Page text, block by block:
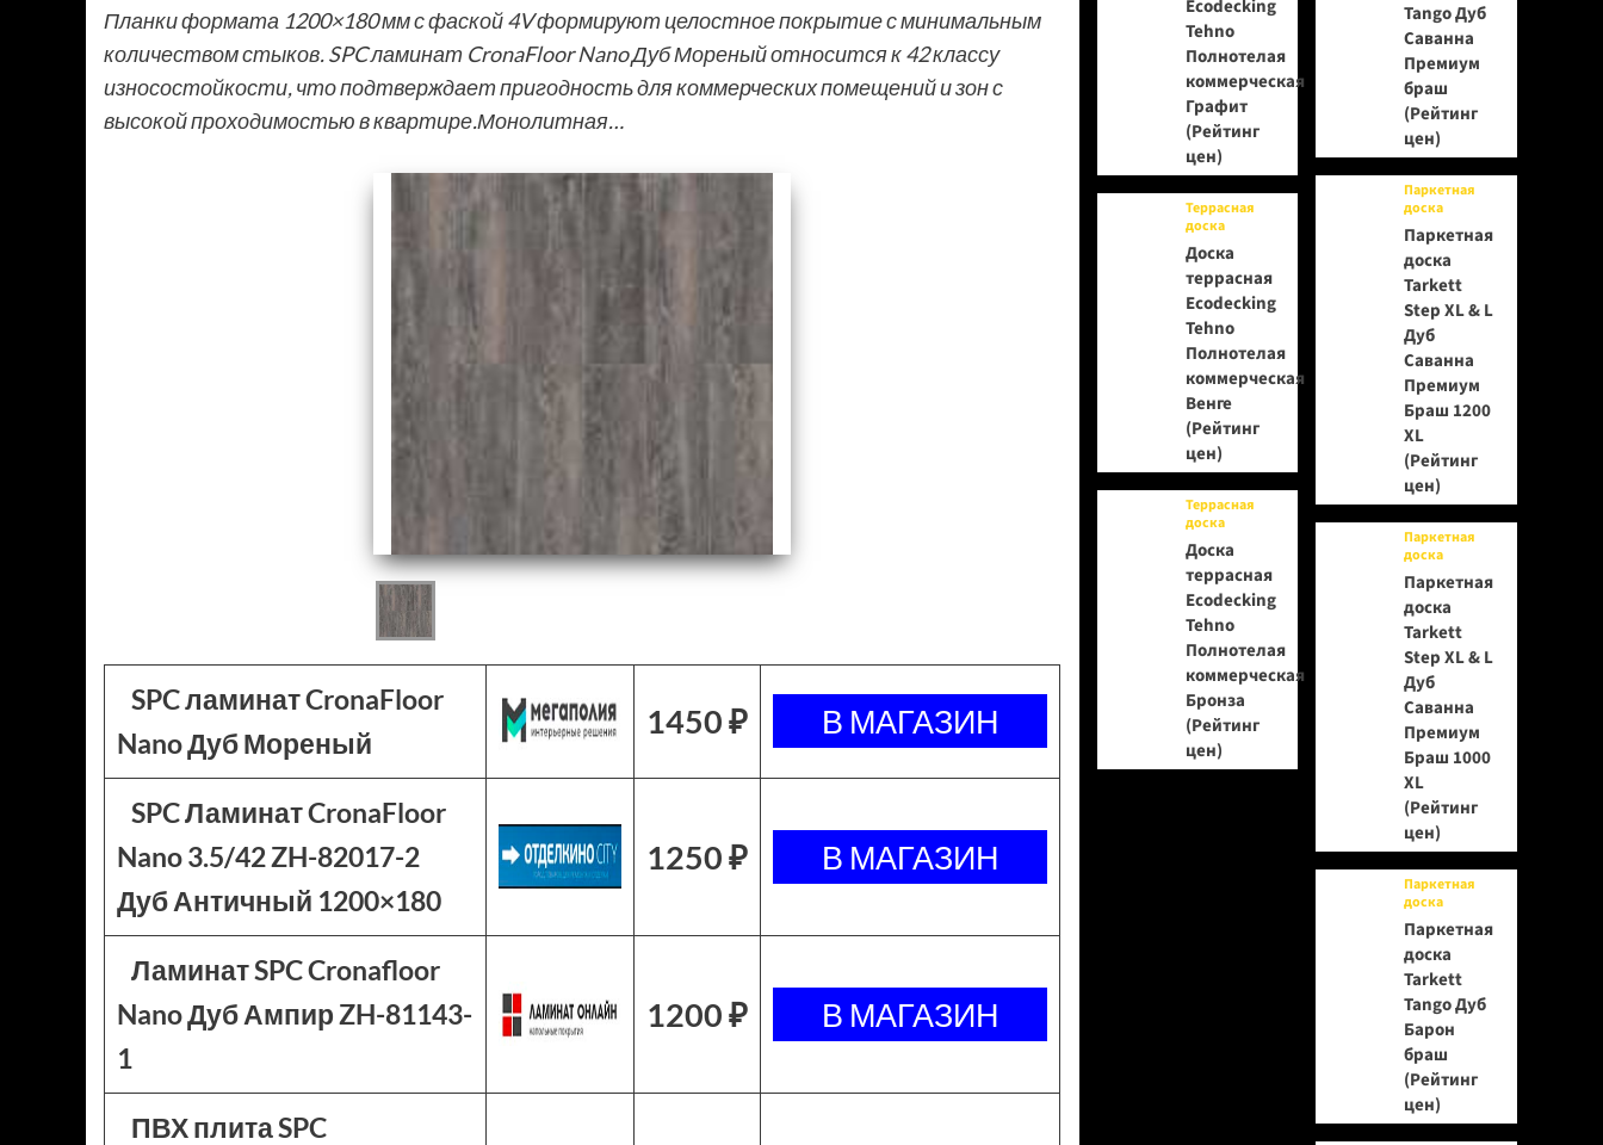
Планки формата 1200×180 мм с фаской 4V формируют целостное покрытие с минимальным
количеством стыков. SPC ламинат CronaFloor Nano Дуб Мореный относится к 42 классу
износостойкости, что подтверждает пригодность для коммерческих помещений и зон с
высокой проходимостью в квартире.Монолитная…
SPC ламинат CronaFloor
Nano Дуб Мореный
1450 ₽
SPC Ламинат CronaFloor
Nano 3.5/42 ZH-82017-2
Дуб Античный 1200×180
1250 ₽
Ламинат SPC Cronafloor
Nano Дуб Ампир ZH-81143-
1
1200 ₽
ПВХ плита SPC
Ecodecking
Tehno
Полнотелая
коммерческая
Графит
(Рейтинг
цен)
Террасная
доска
Доска
террасная
Ecodecking
Tehno
Полнотелая
коммерческая
Венге
(Рейтинг
цен)
Террасная
доска
Доска
террасная
Ecodecking
Tehno
Полнотелая
коммерческая
Бронза
(Рейтинг
цен)
Tango Дуб
Саванна
Премиум
браш
(Рейтинг
цен)
Паркетная
доска
Паркетная
доска
Tarkett
Step XL & L
Дуб
Саванна
Премиум
Браш 1200
XL
(Рейтинг
цен)
Паркетная
доска
Паркетная
доска
Tarkett
Step XL & L
Дуб
Саванна
Премиум
Браш 1000
XL
(Рейтинг
цен)
Паркетная
доска
Паркетная
доска
Tarkett
Tango Дуб
Барон
браш
(Рейтинг
цен)